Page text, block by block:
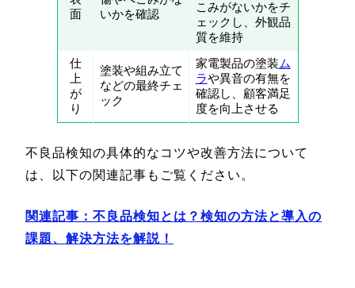
面
いかを確認
こみがないかをチ
ェックし、外観品
質を維持
仕
上
が
り
塗装や組み立て
などの最終チェ
ック
家電製品の塗装 ム
ラや異音の有無を
確認し、顧客満足
度を向上させる
不良品検知の具体的なコツや改善方法について
は、以下の関連記事もご覧ください。
関連記事： 不良品検知とは？検知の方法と導入の
課題、解決方法を解説！